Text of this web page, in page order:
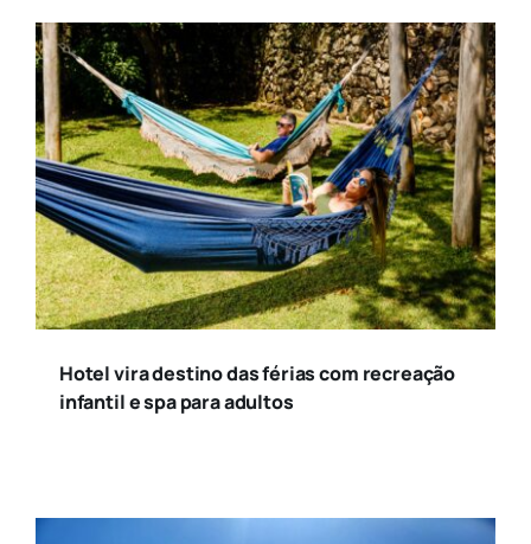
Hotel vira destino das férias com recreação
infantil e spa para adultos